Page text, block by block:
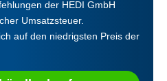
der HEDI GmbH
Umsatzsteuer.
auf den niedrigsten Preis der